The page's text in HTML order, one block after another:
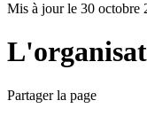
Mis à jour le 30 octobre
Partager la page